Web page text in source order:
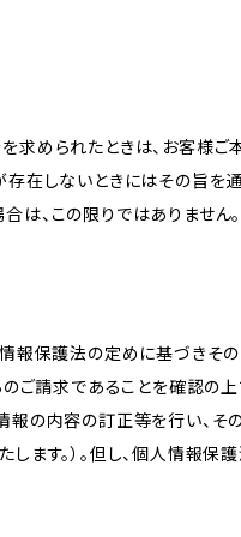
求められたときは、お客様ご
しないときにはその旨を通知
、この限りではありません。
報保護法の定めに基づきそ
のご請求であることを確認の
報の内容の訂正等を行い、そ
す。）。但し、個人情報保